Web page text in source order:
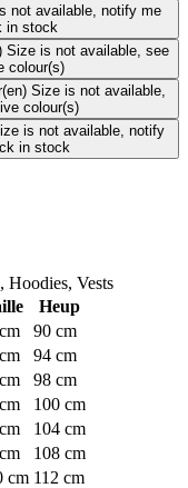
not available, notify me
in stock
Size is not available, see
colour(s)
Size is not available,
colour(s)
is not available, notify
in stock
Hoodies, Vests
Heup
90 cm
94 cm
98 cm
100 cm
104 cm
108 cm
cm 112 cm